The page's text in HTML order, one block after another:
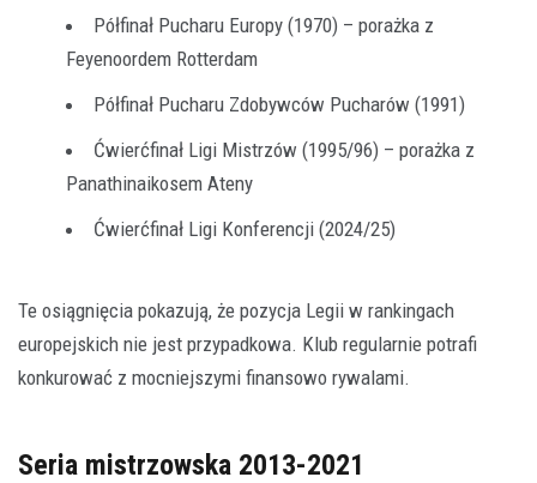
Półfinał Pucharu Europy (1970) – porażka z
Feyenoordem Rotterdam
Półfinał Pucharu Zdobywców Pucharów (1991)
Ćwierćfinał Ligi Mistrzów (1995/96) – porażka z
Panathinaikosem Ateny
Ćwierćfinał Ligi Konferencji (2024/25)
Te osiągnięcia pokazują, że pozycja Legii w rankingach
europejskich nie jest przypadkowa. Klub regularnie potrafi
konkurować z mocniejszymi finansowo rywalami.
Seria mistrzowska 2013-2021